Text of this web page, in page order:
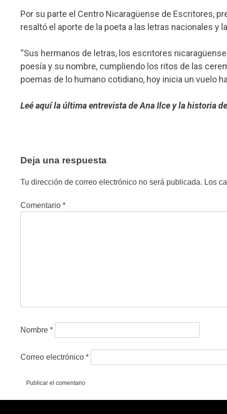
Por su parte el Centro Nicaragüense de Escritores,
resaltó el aporte de la poeta a las letras nacionales y
“Sus hermanos de letras, los escritores
poesía y su nombre, cumpliendo los ritos de las
poemas de lo humano cotidiano, hoy inicia un vuelo
Leé aquí la última entrevista de Ana Ilce y la historia
Deja una respuesta
Tu dirección de correo electrónico no será publicada. Los
Comentario *
Nombre *
Correo electrónico *